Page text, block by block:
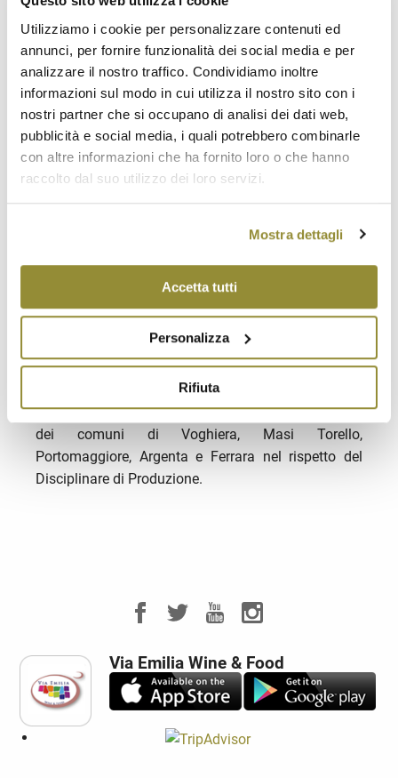
Utilizziamo i cookie per personalizzare contenuti ed
annunci, per fornire funzionalità dei social media e per
analizzare il nostro traffico. Condividiamo inoltre
informazioni sul modo in cui utilizza il nostro sito con i
nostri partner che si occupano di analisi dei dati web,
pubblicità e social media, i quali potrebbero combinarle
con altre informazioni che ha fornito loro o che hanno
raccolto dal suo utilizzo dei loro servizi.
Mostra dettagli
Accetta tutti
Personalizza
Rifiuta
Aglio secco
: presenta lo stelo e la tunica esterna del
bulbo e la tunica che avvolge ciascun bulbillo
completamente secchi; il bulbo si presenta
esternamente di colore bianco e sono evidenti i
bulbilli; lo stelo di colore biancastro è di consistenza
più fragile; le radici sono colore avorio.
presenta una pezzatura omogenea, il colore è
caratteristiche tipiche
sono il bulbo
forma compatta.
composizione chimicaè un perfetto equilibrio tra
enzimi, vitamine, sali minerali e flavonoidi che
conferiscono una specifica identità genetica
all’Aglio di Voghiera, che viene coltivato nei territori
dei comuni di Voghiera, Masi Torello,
Portomaggiore, Argenta e Ferrara nel rispetto del
Disciplinare di Produzione.
Via Emilia Wine & Food